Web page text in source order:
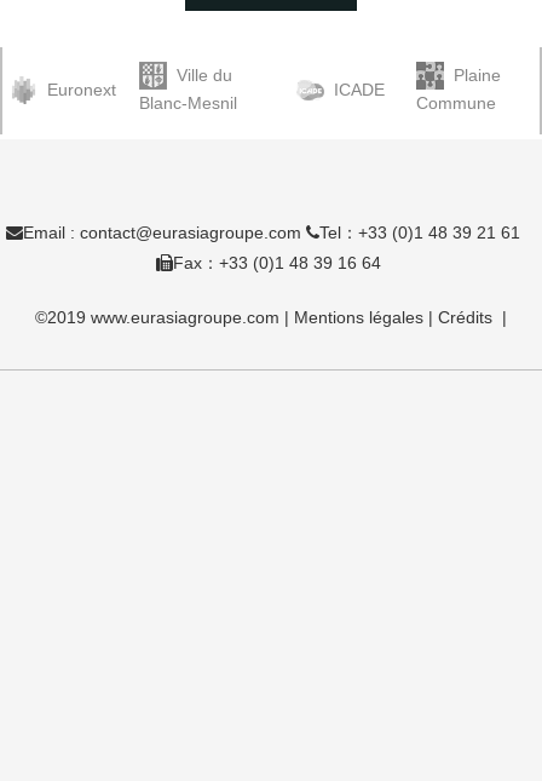
Euronext
Ville du
Blanc-Mesnil
ICADE
Plaine
Commune
Email : contact@eurasiagroupe.com
Tel：+33 (0)1 48 39 21 61
Fax：+33 (0)1 48 39 16 64
©2019 www.eurasiagroupe.com | Mentions légales | Crédits |